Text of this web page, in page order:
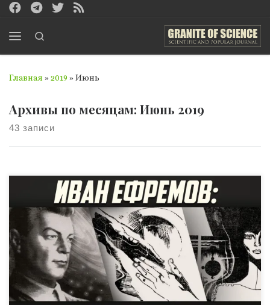
Перейти к содержимому
Главная » 2019 » Июнь
Архивы по месяцам: Июнь 2019
43 записи
Время уплотнилось. Ефремов-учёный, оглядываясь в
прошлое, созерцал миллионы лет эволюции живых
организмов. Вперёд он заглядывает на две тысячи лет.
Годы, проживаемые человеком, по интенсивности
могут сравниться с тысячелетиями развития
органической жизни. Силой своего воображения и
мысли, словно Прямым Лучом, пробивает он панцирь
лет, показывая нам прекрасные картины будущего.
Великий Кристалл […]